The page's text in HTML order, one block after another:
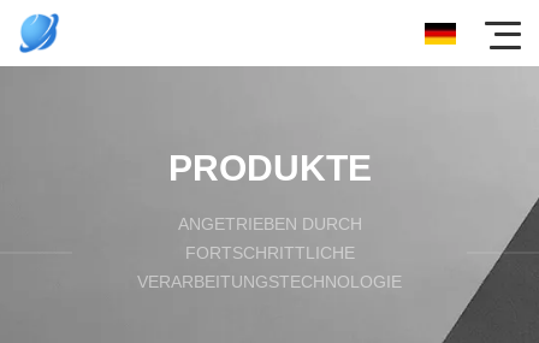
PRODUKTE
ANGETRIEBEN DURCH
FORTSCHRITTLICHE
VERARBEITUNGSTECHNOLOGIE